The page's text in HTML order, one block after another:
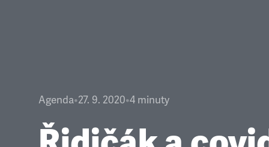
Agenda•27. 9. 2020•4 minuty